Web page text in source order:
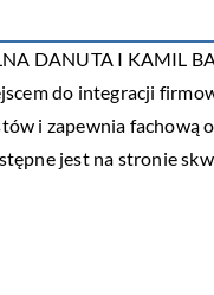
DANUTA I KAMIL
do integracji
i zapewnia fachową
jest na stronie